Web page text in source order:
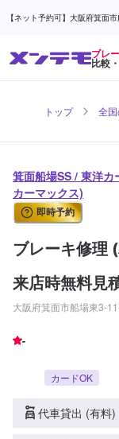
【ネット予約可】大阪府箕面
ブレ
比較
トップ 全
箕面船場SS / 東洋
カーマックス)
即時予約
ブレーキ修理
来店時無料見
大阪府箕面市船場東3-
-
カードOK
代車貸出 (有料)